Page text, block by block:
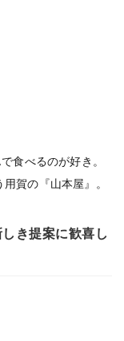
食べるのが好き。
賀の『山本屋』。
き提案に歓喜し